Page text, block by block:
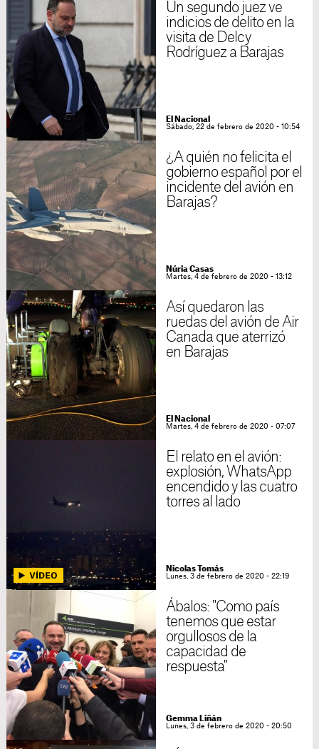
Un segundo juez ve
indicios de delito en la
visita de Delcy
Rodríguez a Barajas
El Nacional
Sábado, 22 de febrero de 2020 - 10:54
¿A quién no felicita el
gobierno español por el
incidente del avión en
Barajas?
Núria Casas
Martes, 4 de febrero de 2020 - 13:12
Así quedaron las
ruedas del avión de Air
Canada que aterrizó
en Barajas
El Nacional
Martes, 4 de febrero de 2020 - 07:07
El relato en el avión:
explosión, WhatsApp
encendido y las cuatro
torres al lado
Nicolas Tomás
Lunes, 3 de febrero de 2020 - 22:19
Ábalos: "Como país
tenemos que estar
orgullosos de la
capacidad de
respuesta"
Gemma Liñán
Lunes, 3 de febrero de 2020 - 20:50